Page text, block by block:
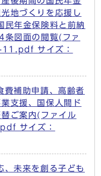
地づくりを応援し
民年金保険料と前納
条図面の閲覧(ファ
サイズ：
補助申請、高齢者
支援、国保人間ド
ご案内(ファイル
サイズ：
、未来を創る子ども